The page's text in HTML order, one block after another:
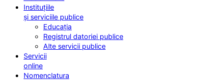
Instituțiile
și serviciile publice
Educația
Registrul datoriei publice
Alte servicii publice
Servicii
online
Nomenclatura